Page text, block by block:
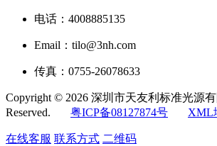
电话：4008885135
Email：tilo@3nh.com
传真：0755-26078633
Copyright © 2026 深圳市天友利标准光源
Reserved. 粤ICP备08127874号 XML
在线客服 联系方式 二维码